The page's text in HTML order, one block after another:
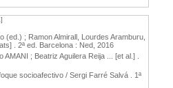
; Ramon Almirall, Lourdes Aramburu,
. 2ª ed. Barcelona : Ned, 2016
; Beatriz Aguilera Reija ... [et al.] .
socioafectivo / Sergi Farré Salvá . 1ª